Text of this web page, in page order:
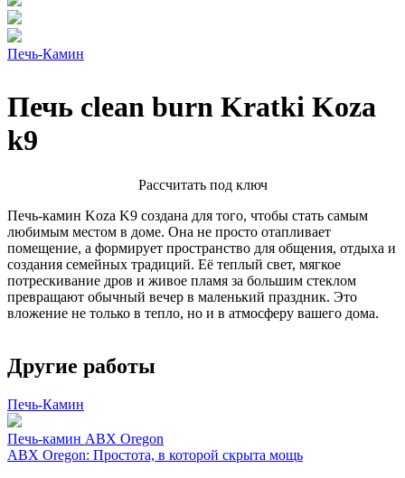
Печь clean burn Kratki Koza
k9
Печь-Камин
Расcчитать под ключ
Печь-камин Koza K9 создана для того, чтобы стать самым
любимым местом в доме. Она не просто отапливает
помещение, а формирует пространство для общения, отдыха и
создания семейных традиций. Её теплый свет, мягкое
потрескивание дров и живое пламя за большим стеклом
превращают обычный вечер в маленький праздник. Это
вложение не только в тепло, но и в атмосферу вашего дома.
Другие работы
Печь-Камин
Печь-камин ABX Oregon
ABX Oregon: Простота, в которой скрыта мощь